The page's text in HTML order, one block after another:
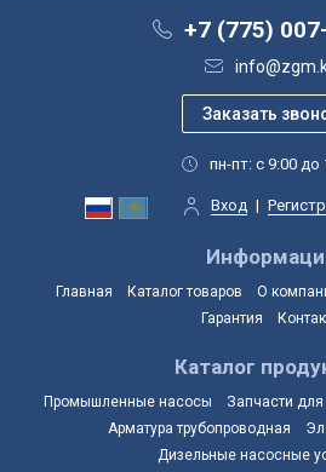
+7 (775)
пн-пт: с 9:00 до
Вход |
Главная Каталог товаров О
Гарантия
Каталог
Промышленные насосы
Запчасти
Арматура трубопроводная
Дизельные насосные